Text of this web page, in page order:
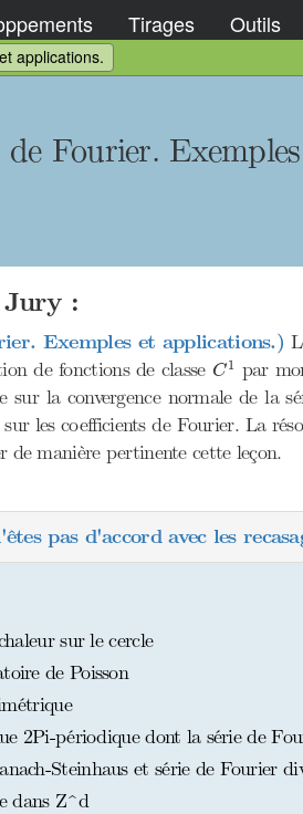
Tirages Outils
applications.
de Fourier.
:
Exemples et applications.)
de fonctions de classe C1
C1 par
sur la convergence normale de la
les coefficients de Fourier. La
de manière pertinente cette leçon.
pas d'accord avec les
sur le cercle
de Poisson
2Pi-périodique dont la série de
Steinhaus et série de Fourier
dans Z^d